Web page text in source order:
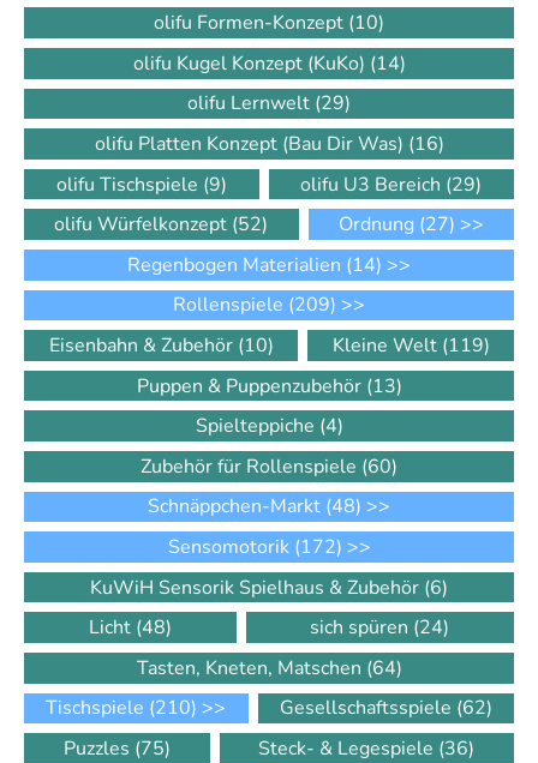
olifu Formen-Konzept (10)
olifu Kugel Konzept (KuKo) (14)
olifu Lernwelt (29)
olifu Platten Konzept (Bau Dir Was) (16)
olifu Tischspiele (9) olifu U3 Bereich (29)
olifu Würfelkonzept (52) Ordnung (27) >>
Regenbogen Materialien (14) >>
Rollenspiele (209) >>
Eisenbahn & Zubehör (10) Kleine Welt (119)
Puppen & Puppenzubehör (13)
Spielteppiche (4)
Zubehör für Rollenspiele (60)
Schnäppchen-Markt (48) >>
Sensomotorik (172) >>
KuWiH Sensorik Spielhaus & Zubehör (6)
Licht (48) sich spüren (24)
Tasten, Kneten, Matschen (64)
Tischspiele (210) >> Gesellschaftsspiele (62)
Puzzles (75) Steck- & Legespiele (36)